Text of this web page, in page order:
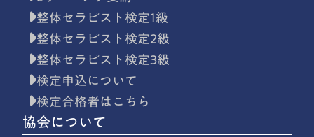
整体セラピスト検定1級
整体セラピスト検定2級
整体セラピスト検定3級
検定申込について
検定合格者はこちら
協会について